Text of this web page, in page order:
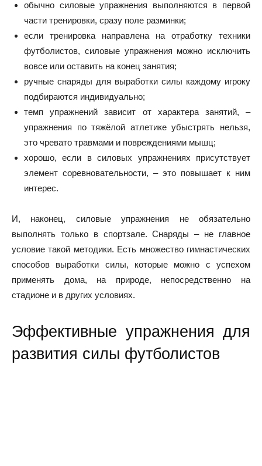
обычно силовые упражнения выполняются в первой
части тренировки, сразу поле разминки;
если тренировка направлена на отработку техники
футболистов, силовые упражнения можно исключить
вовсе или оставить на конец занятия;
ручные снаряды для выработки силы каждому игроку
подбираются индивидуально;
темп упражнений зависит от характера занятий, –
упражнения по тяжёлой атлетике убыстрять нельзя,
это чревато травмами и повреждениями мышц;
хорошо, если в силовых упражнениях присутствует
элемент соревновательности, – это повышает к ним
интерес.
И, наконец, силовые упражнения не обязательно
выполнять только в спортзале. Снаряды – не главное
условие такой методики. Есть множество гимнастических
способов выработки силы, которые можно с успехом
применять дома, на природе, непосредственно на
стадионе и в других условиях.
Эффективные упражнения для
развития силы футболистов